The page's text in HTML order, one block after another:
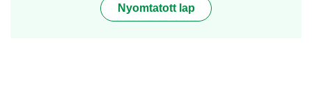
Nyomtatott lap